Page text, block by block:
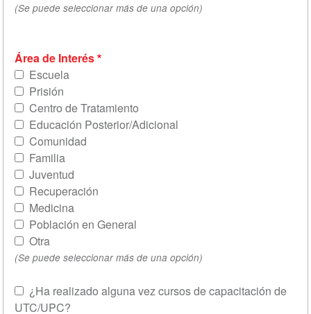
(Se puede seleccionar más de una opción)
Área de Interés
Escuela
Prisión
Centro de Tratamiento
Educación Posterior/Adicional
Comunidad
Familia
Juventud
Recuperación
Medicina
Población en General
Otra
(Se puede seleccionar más de una opción)
¿Ha realizado alguna vez cursos de capacitación de
UTC/UPC?